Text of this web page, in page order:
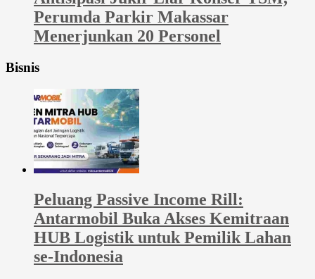
Perumda Parkir Makassar
Menerjunkan 20 Personel
Bisnis
Peluang Passive Income Rill:
Antarmobil Buka Akses Kemitraan
HUB Logistik untuk Pemilik Lahan
se-Indonesia